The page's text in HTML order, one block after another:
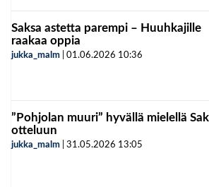
Saksa astetta parempi – Huuhkajille
raakaa oppia
jukka_malm 01.06.2026 10:36
”Pohjolan muuri” hyvällä mielellä
otteluun
jukka_malm 31.05.2026 13:05